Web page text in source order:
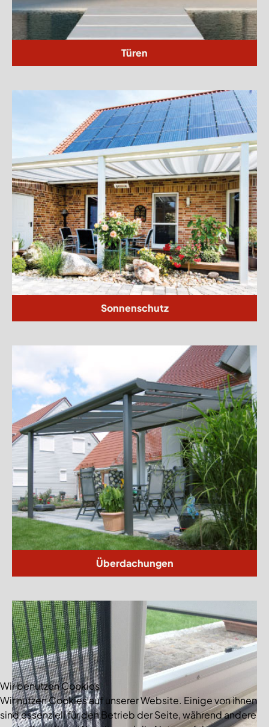
Türen
Sonnenschutz
Überdachungen
Wir benutzen Cookies
Wir nutzen Cookies auf unserer Website. Einige von ihnen
sind essenziell für den Betrieb der Seite, während andere